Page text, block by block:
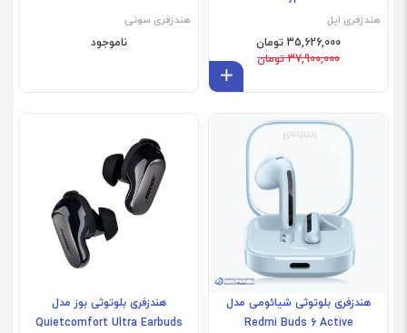
هندزفری اپل
35,626,000 تومان
37,900,000 تومان
هندزفری سونی
ناموجود
هندزفری بلوتوثی شیائومی مدل
Redmi Buds 6 Active
هندزفری بلوتوثی بوز مدل
Quietcomfort Ultra Earbuds